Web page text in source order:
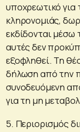
υποχρεωτικό για
κληρονομιάς,
εκδίδονται μέσω
αυτές δεν
εξοφληθεί. Τη
δήλωση από την
συνοδευόμενη
για τη μη
5. Περιορισμός